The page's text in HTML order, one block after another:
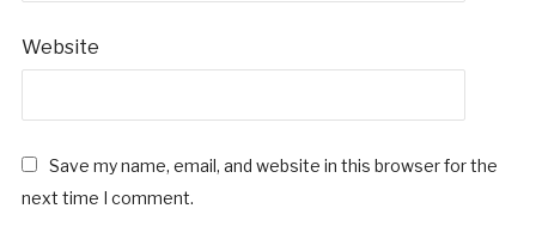
Website
Save my name, email, and website in this browser for the
next time I comment.